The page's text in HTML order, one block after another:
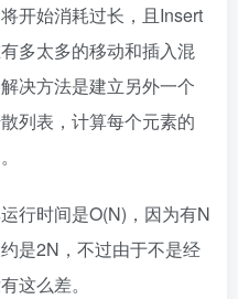
开始消耗过长，且Insert
多太多的移动和插入混
决方法是建立另外一个
列表，计算每个元素的
行时间是O(N)，因为有N
是2N，不过由于不是经
这么差。